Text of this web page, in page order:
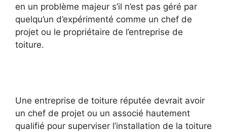
en un problème majeur s’il n’est pas géré par
quelqu’un d’expérimenté comme un chef de
projet ou le propriétaire de l’entreprise de
toiture.
Une entreprise de toiture réputée devrait avoir
un chef de projet ou un associé hautement
qualifié pour superviser l’installation de la toiture